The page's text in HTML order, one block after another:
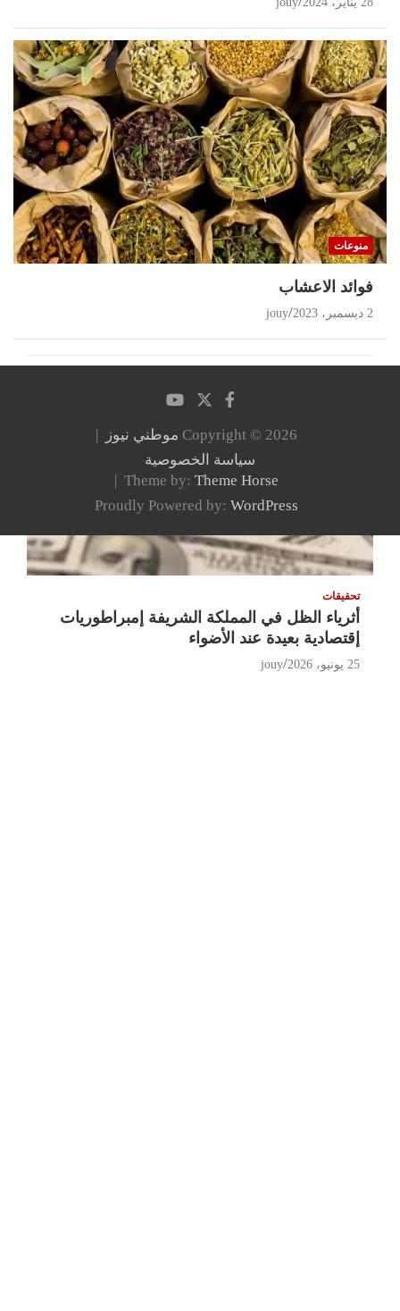
تحقيقات
أثرياء الظل في المملكة الشريفة إمبراطوريات
إقتصادية بعيدة عند الأضواء
25 يونيو، 2026 jouy
منوعات
‏فوائد الاعشاب
2 ديسمبر، 2023 jouy
Copyright © 2026 موطني نيوز
سياسة الخصوصية
Theme by: Theme Horse
Proudly Powered by: WordPress